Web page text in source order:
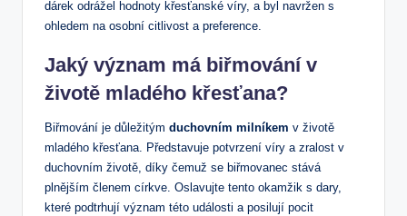
dárek​ odrážel hodnoty ‌křesťanské víry, a ⁣byl navržen s
ohledem na osobní citlivost a​ preference.
Jaký význam má biřmování ​v
životě mladého křesťana?
Biřmování je důležitým duchovním milníkem v životě
⁤mladého křesťana. Představuje potvrzení víry⁢ a zralost v
duchovním životě, ‌díky čemuž se biřmovanec stává
plnějším členem církve. Oslavujte tento okamžik ‌s ⁤dary,⁤
které podtrhují význam této události a posilují pocit